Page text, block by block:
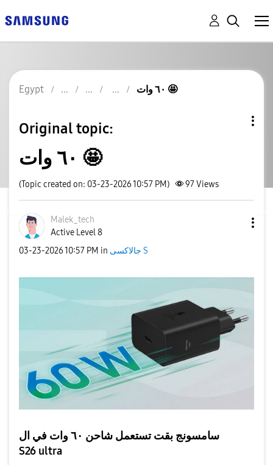
Egypt ٦٠ وات 🤩
Original topic:
٦٠ وات 🤩
(Topic created on: 03-23-2026 10:57 PM) 97Views
Malek_tech
Active Level 8
‎03-23-202610:57 PM in جالاكسى S
سامسونج بقت تستعمل شاحن ٦٠ وات في ال
S26 ultra